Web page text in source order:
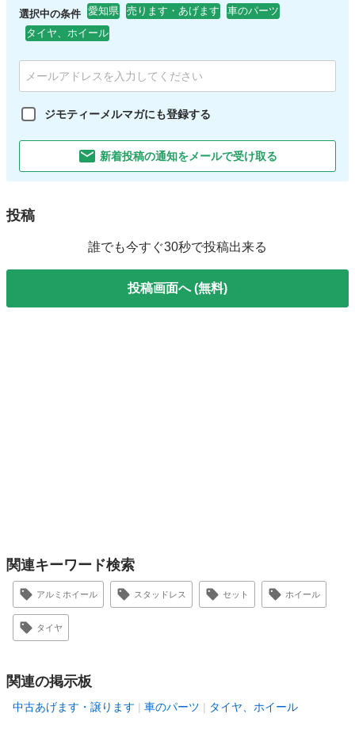
選択中の条件 愛知県 売ります・あげます
車のパーツ
タイヤ、ホイール
ジモティーメルマガにも登録する
新着投稿の通知をメールで受け取る
投稿
誰でも今すぐ30秒で投稿出来る
投稿画面へ (無料)
関連キーワード検索
アルミホイール スタッドレス セット ホイール
タイヤ
関連の掲示板
中古あげます・譲ります 車のパーツ タイヤ、ホイール